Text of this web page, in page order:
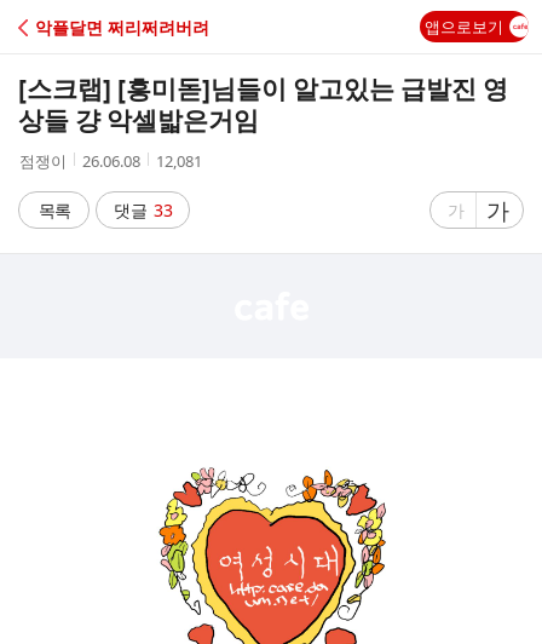
C
A
악플달면 쩌리쩌려버려 앱으로보기
[스크랩] [흥미돋]님들이 알고있는 급발진 영
상들 걍 악셀밟은거임
작
자
점쟁이
작
시
간
26.06.08
조
수
12,081
목록 댓글 33
글
가
글
자
가